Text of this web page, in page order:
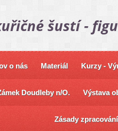
šustí -
o nás Materiál Kurzy -
Doudleby n/O. Výstava
Zásady